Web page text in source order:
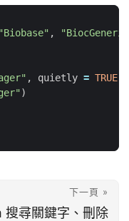
"Biobase" ,
, quietly = TRUE
)
下一頁 »
搜尋關鍵字、刪除